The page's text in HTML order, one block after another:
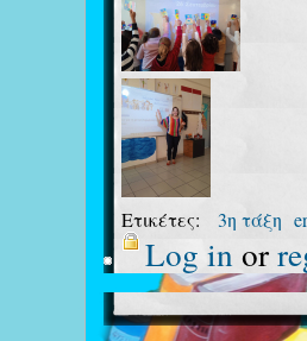
Ετικέτες: 3η τάξη
Log in or